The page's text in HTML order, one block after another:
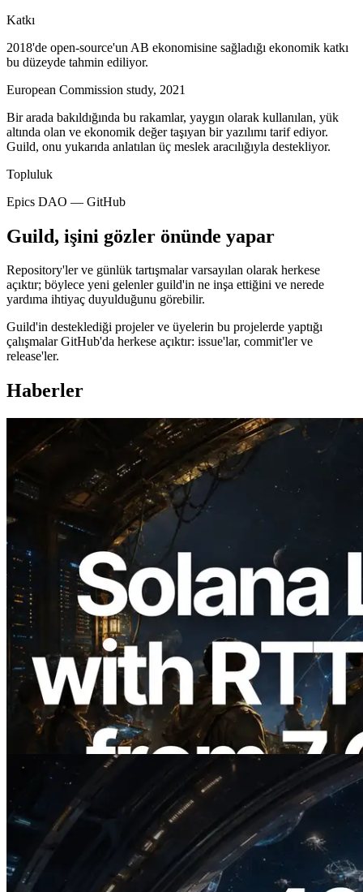
Katkı
2018'de open-source'un AB ekonomisine sağladığı ekonomik katkı
bu düzeyde tahmin ediliyor.
European Commission study, 2021
Bir arada bakıldığında bu rakamlar, yaygın olarak kullanılan, yük
altında olan ve ekonomik değer taşıyan bir yazılımı tarif ediyor.
Guild, onu yukarıda anlatılan üç meslek aracılığıyla destekliyor.
Topluluk
Epics DAO — GitHub
Guild, işini gözler önünde yapar
Repository'ler ve günlük tartışmalar varsayılan olarak herkese
açıktır; böylece yeni gelenler guild'in ne inşa ettiğini ve nerede
yardıma ihtiyaç duyulduğunu görebilir.
Guild'in desteklediği projeler ve üyelerin bu projelerde yaptığı
çalışmalar GitHub'da herkese açıktır: issue'lar, commit'ler ve
release'ler.
Haberler
2026.08.05
ERPC, Solana Leader Slot API'yi 7
küresel bölgeden ping ölçümüyle
genişletti — Validators Information API
de yayında
Bu makaleyi oku